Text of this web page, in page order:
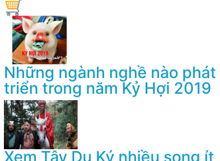
Những ngành nghề nào phát
triển trong năm Kỷ Hợi 2019
Xem Tây Du Ký nhiều song ít